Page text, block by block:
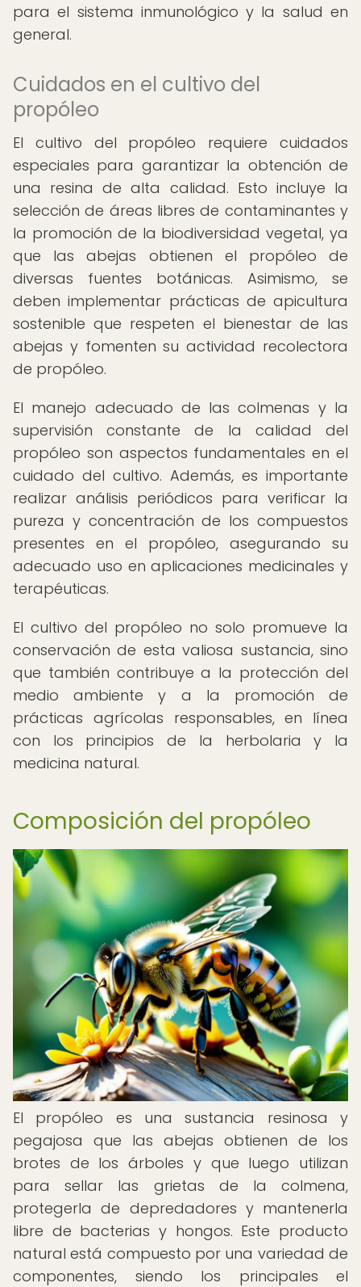
para el sistema inmunológico y la salud en
general.
Cuidados en el cultivo del
propóleo
El cultivo del propóleo requiere cuidados
especiales para garantizar la obtención de
una resina de alta calidad. Esto incluye la
selección de áreas libres de contaminantes y
la promoción de la biodiversidad vegetal, ya
que las abejas obtienen el propóleo de
diversas fuentes botánicas. Asimismo, se
deben implementar prácticas de apicultura
sostenible que respeten el bienestar de las
abejas y fomenten su actividad recolectora
de propóleo.
El manejo adecuado de las colmenas y la
supervisión constante de la calidad del
propóleo son aspectos fundamentales en el
cuidado del cultivo. Además, es importante
realizar análisis periódicos para verificar la
pureza y concentración de los compuestos
presentes en el propóleo, asegurando su
adecuado uso en aplicaciones medicinales y
terapéuticas.
El cultivo del propóleo no solo promueve la
conservación de esta valiosa sustancia, sino
que también contribuye a la protección del
medio ambiente y a la promoción de
prácticas agrícolas responsables, en línea
con los principios de la herbolaria y la
medicina natural.
Composición del propóleo
El propóleo es una sustancia resinosa y
pegajosa que las abejas obtienen de los
brotes de los árboles y que luego utilizan
para sellar las grietas de la colmena,
protegerla de depredadores y mantenerla
libre de bacterias y hongos. Este producto
natural está compuesto por una variedad de
componentes, siendo los principales el